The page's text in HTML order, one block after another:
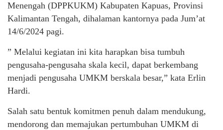
Menengah (DPPKUKM) Kabupaten Kapuas, Provinsi
Kalimantan Tengah, dihalaman kantornya pada Jum’at
14/6/2024 pagi.
” Melalui kegiatan ini kita harapkan bisa tumbuh
pengusaha-pengusaha skala kecil, dapat berkembang
menjadi pengusaha UMKM berskala besar,” kata Erlin
Hardi.
Salah satu bentuk komitmen penuh dalam mendukung,
mendorong dan memajukan pertumbuhan UMKM di